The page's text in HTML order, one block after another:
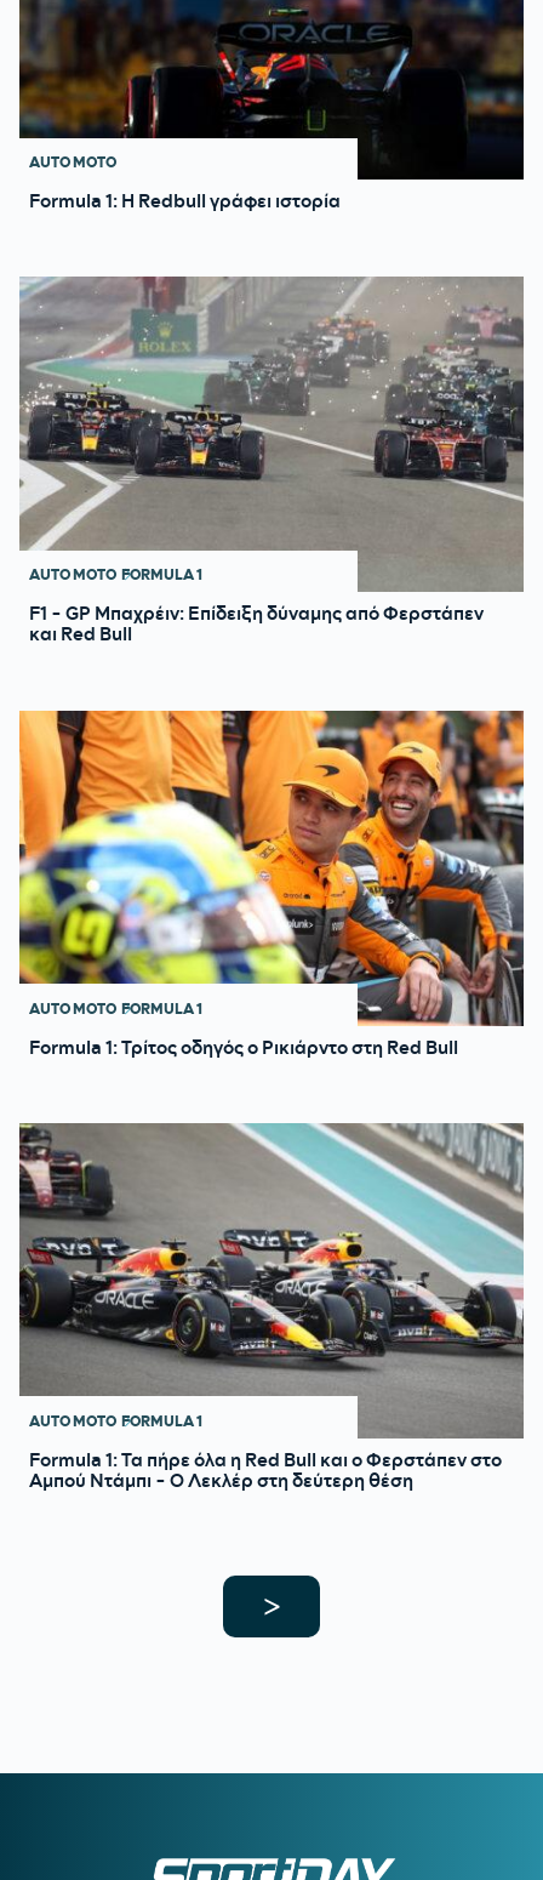
AUTO MOTO
Formula 1: Η Redbull γράφει ιστορία
AUTO MOTO FORMULA 1
F1 - GP Μπαχρέιν: Επίδειξη δύναμης από Φερστάπεν
και Red Bull
AUTO MOTO FORMULA 1
Formula 1: Τρίτος οδηγός ο Ρικιάρντο στη Red Bull
AUTO MOTO FORMULA 1
Formula 1: Τα πήρε όλα η Red Bull και ο Φερστάπεν στο
Αμπού Ντάμπι - Ο Λεκλέρ στη δεύτερη θέση
>